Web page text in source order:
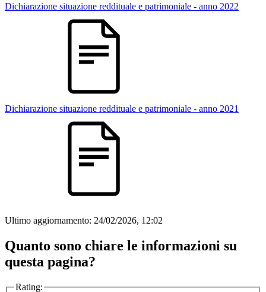
Dichiarazione situazione reddituale e patrimoniale - anno 2022
Dichiarazione situazione reddituale e patrimoniale - anno 2021
Ultimo aggiornamento: 24/02/2026, 12:02
Quanto sono chiare le informazioni su
questa pagina?
Rating: